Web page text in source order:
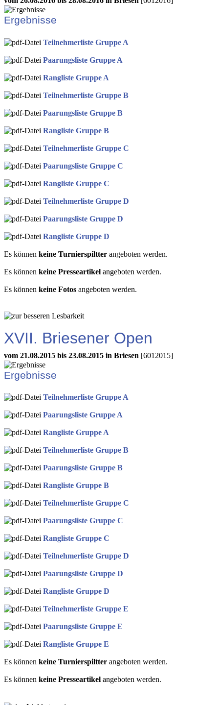
Ergebnisse
Teilnehmerliste Gruppe A
Paarungsliste Gruppe A
Rangliste Gruppe A
Teilnehmerliste Gruppe B
Paarungsliste Gruppe B
Rangliste Gruppe B
Teilnehmerliste Gruppe C
Paarungsliste Gruppe C
Rangliste Gruppe C
Teilnehmerliste Gruppe D
Paarungsliste Gruppe D
Rangliste Gruppe D
Es können keine Turnierspiltter angeboten werden.
Es können keine Presseartikel angeboten werden.
Es können keine Fotos angeboten werden.
XVII. Briesener Open
vom 21.08.2015 bis 23.08.2015 in Briesen [6012015]
Ergebnisse
Teilnehmerliste Gruppe A
Paarungsliste Gruppe A
Rangliste Gruppe A
Teilnehmerliste Gruppe B
Paarungsliste Gruppe B
Rangliste Gruppe B
Teilnehmerliste Gruppe C
Paarungsliste Gruppe C
Rangliste Gruppe C
Teilnehmerliste Gruppe D
Paarungsliste Gruppe D
Rangliste Gruppe D
Teilnehmerliste Gruppe E
Paarungsliste Gruppe E
Rangliste Gruppe E
Es können keine Turnierspiltter angeboten werden.
Es können keine Presseartikel angeboten werden.